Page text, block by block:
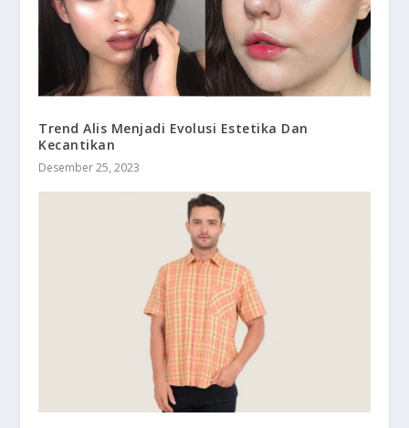
Trend Alis Menjadi Evolusi Estetika Dan
Kecantikan
Desember 25, 2023